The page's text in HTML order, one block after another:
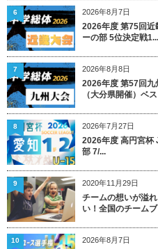
2026年8月7日
2026年度 第75回近
ーの部 5位決定戦1...
6
2026年8月8日
2026年度 第57回九
（大分県開催）ベ
7
2026年7月27日
2026年度 高円宮杯
部 7/...
8
2020年11月29日
チームの想いが溢
い！全国のチーム
9
2026年8月7日
10